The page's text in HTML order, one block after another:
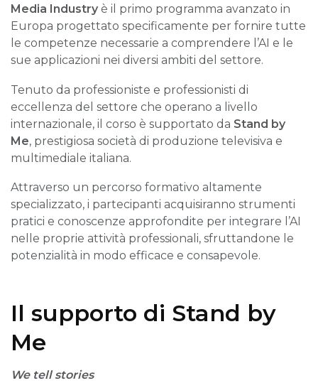
Media Industry è il primo programma avanzato in
Europa progettato specificamente per fornire tutte
le competenze necessarie a comprendere l’AI e le
sue applicazioni nei diversi ambiti del settore.
Tenuto da professioniste e professionisti di
eccellenza del settore che operano a livello
internazionale, il corso è supportato da Stand by
Me, prestigiosa società di produzione televisiva e
multimediale italiana.
Attraverso un percorso formativo altamente
specializzato, i partecipanti acquisiranno strumenti
pratici e conoscenze approfondite per integrare l’AI
nelle proprie attività professionali, sfruttandone le
potenzialità in modo efficace e consapevole.
Il supporto di Stand by
Me
We tell stories